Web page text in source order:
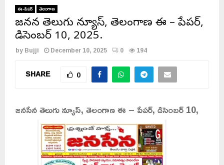
ఈ-పేపర్ తెలంగాణ
జనసేన తెలుగు న్యూస్, తెలంగాణ ఈ – పేపర్,
డిసెంబర్ 10, 2025.
byBujji December 10, 2025 0 194
SHARE 0
జనసేన తెలుగు న్యూస్, తెలంగాణ ఈ – పేపర్, డిసెంబర్ 10,